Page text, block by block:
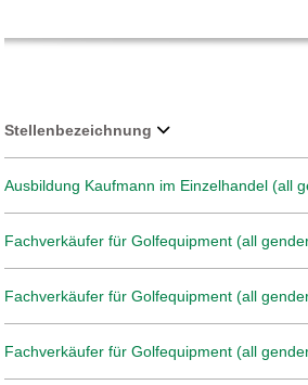
Stellenbezeichnung
Ausbildung Kaufmann im Einzelhandel (all
Fachverkäufer für Golfequipment (all
Fachverkäufer für Golfequipment (all
Fachverkäufer für Golfequipment (all